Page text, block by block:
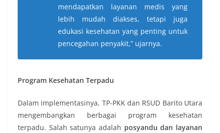
mendapatkan layanan medis yang
lebih mudah diakses, tetapi juga
edukasi kesehatan yang penting untuk
pencegahan penyakit,” ujarnya.
Program Kesehatan Terpadu
Dalam implementasinya, TP-PKK dan RSUD Barito Utara
mengembangkan berbagai program kesehatan
terpadu. Salah satunya adalah posyandu dan layanan